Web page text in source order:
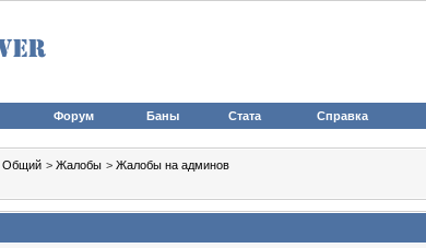
Форум Баны Стата Справка
Общий > Жалобы > Жалобы на админов